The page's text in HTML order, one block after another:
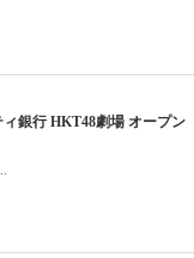
銀行 HKT48劇場 オープン